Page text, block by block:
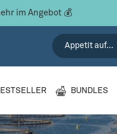
im Angebot 💰
BUNDLES